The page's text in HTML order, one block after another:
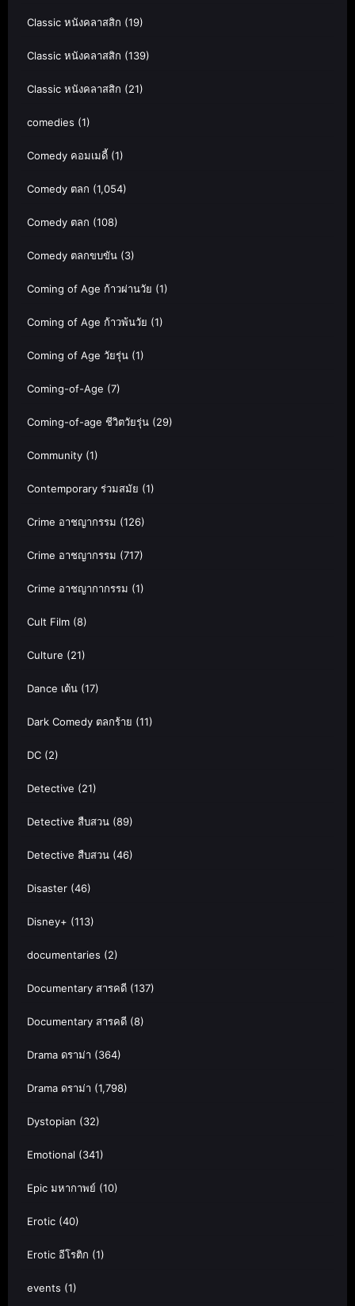
Classic หนังคลาสสิก (19)
Classic หนังคลาสสิก (139)
Classic หนังคลาสสิก (21)
comedies (1)
Comedy คอมเมดี้ (1)
Comedy ตลก (1,054)
Comedy ตลก (108)
Comedy ตลกขบขัน (3)
Coming of Age ก้าวผ่านวัย (1)
Coming of Age ก้าวพ้นวัย (1)
Coming of Age วัยรุ่น (1)
Coming-of-Age (7)
Coming-of-age ชีวิตวัยรุ่น (29)
Community (1)
Contemporary ร่วมสมัย (1)
Crime อาชญากรรม (126)
Crime อาชญากรรม (717)
Crime อาชญากากรรม (1)
Cult Film (8)
Culture (21)
Dance เต้น (17)
Dark Comedy ตลกร้าย (11)
DC (2)
Detective (21)
Detective สืบสวน (89)
Detective สืบสวน (46)
Disaster (46)
Disney+ (113)
documentaries (2)
Documentary สารคดี (137)
Documentary สารคดี (8)
Drama ดราม่า (364)
Drama ดราม่า (1,798)
Dystopian (32)
Emotional (341)
Epic มหากาพย์ (10)
Erotic (40)
Erotic อีโรติก (1)
events (1)